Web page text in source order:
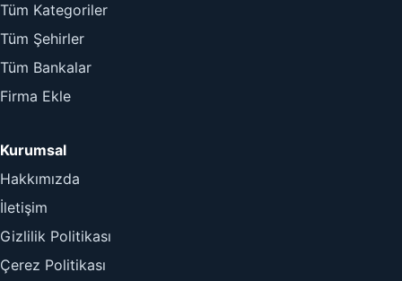
Tüm Kategoriler
Tüm Şehirler
Tüm Bankalar
Firma Ekle
Kurumsal
Hakkımızda
İletişim
Gizlilik Politikası
Çerez Politikası